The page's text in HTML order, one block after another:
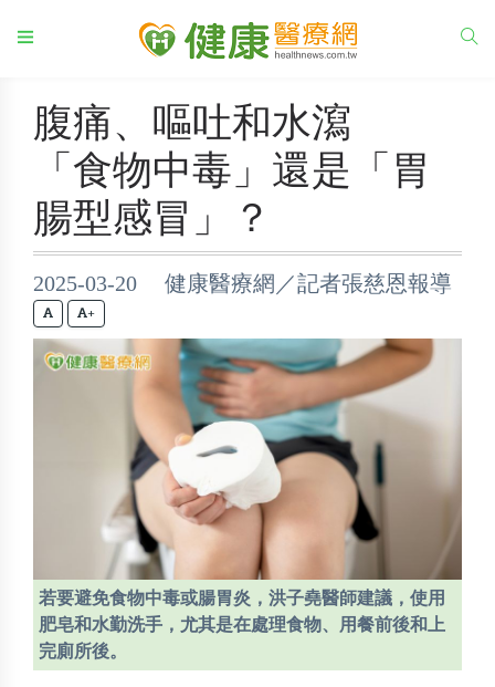
腹痛、嘔吐和水瀉
「食物中毒」還是「胃
腸型感冒」？
2025-03-20 健康醫療網／記者張慈恩報導
+
若要避免食物中毒或腸胃炎，洪子堯醫師建議，使用
肥皂和水勤洗手，尤其是在處理食物、用餐前後和上
完廁所後。